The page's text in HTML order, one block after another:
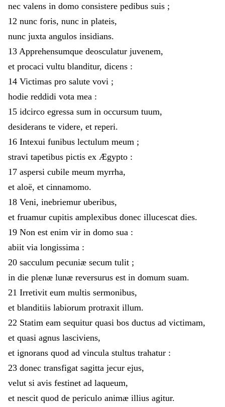
nec valens in domo consistere pedibus suis ;
12 nunc foris, nunc in plateis,
nunc juxta angulos insidians.
13 Apprehensumque deosculatur juvenem,
et procaci vultu blanditur, dicens :
14 Victimas pro salute vovi ;
hodie reddidi vota mea :
15 idcirco egressa sum in occursum tuum,
desiderans te videre, et reperi.
16 Intexui funibus lectulum meum ;
stravi tapetibus pictis ex Ægypto :
17 aspersi cubile meum myrrha,
et aloë, et cinnamomo.
18 Veni, inebriemur uberibus,
et fruamur cupitis amplexibus donec illucescat dies.
19 Non est enim vir in domo sua :
abiit via longissima :
20 sacculum pecuniæ secum tulit ;
in die plenæ lunæ reversurus est in domum suam.
21 Irretivit eum multis sermonibus,
et blanditiis labiorum protraxit illum.
22 Statim eam sequitur quasi bos ductus ad victimam,
et quasi agnus lasciviens,
et ignorans quod ad vincula stultus trahatur :
23 donec transfigat sagitta jecur ejus,
velut si avis festinet ad laqueum,
et nescit quod de periculo animæ illius agitur.